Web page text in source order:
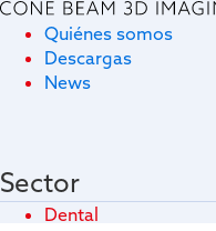
Quiénes somos
Descargas
News
Sector
Dental